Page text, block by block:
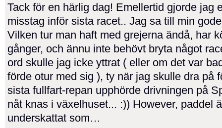
Tack för en härlig dag! Emellertid gjorde jag
misstag inför sista racet.. Jag sa till min
Vilken tur man haft med grejerna ändå, har
gånger, och ännu inte behövt bryta något
ord skulle jag icke yttrat ( eller om det var
förde otur med sig ), ty när jag skulle dra på
sista fullfart-repan upphörde drivningen på
nåt knas i växelhuset... :)) However, paddel
underskattat som…